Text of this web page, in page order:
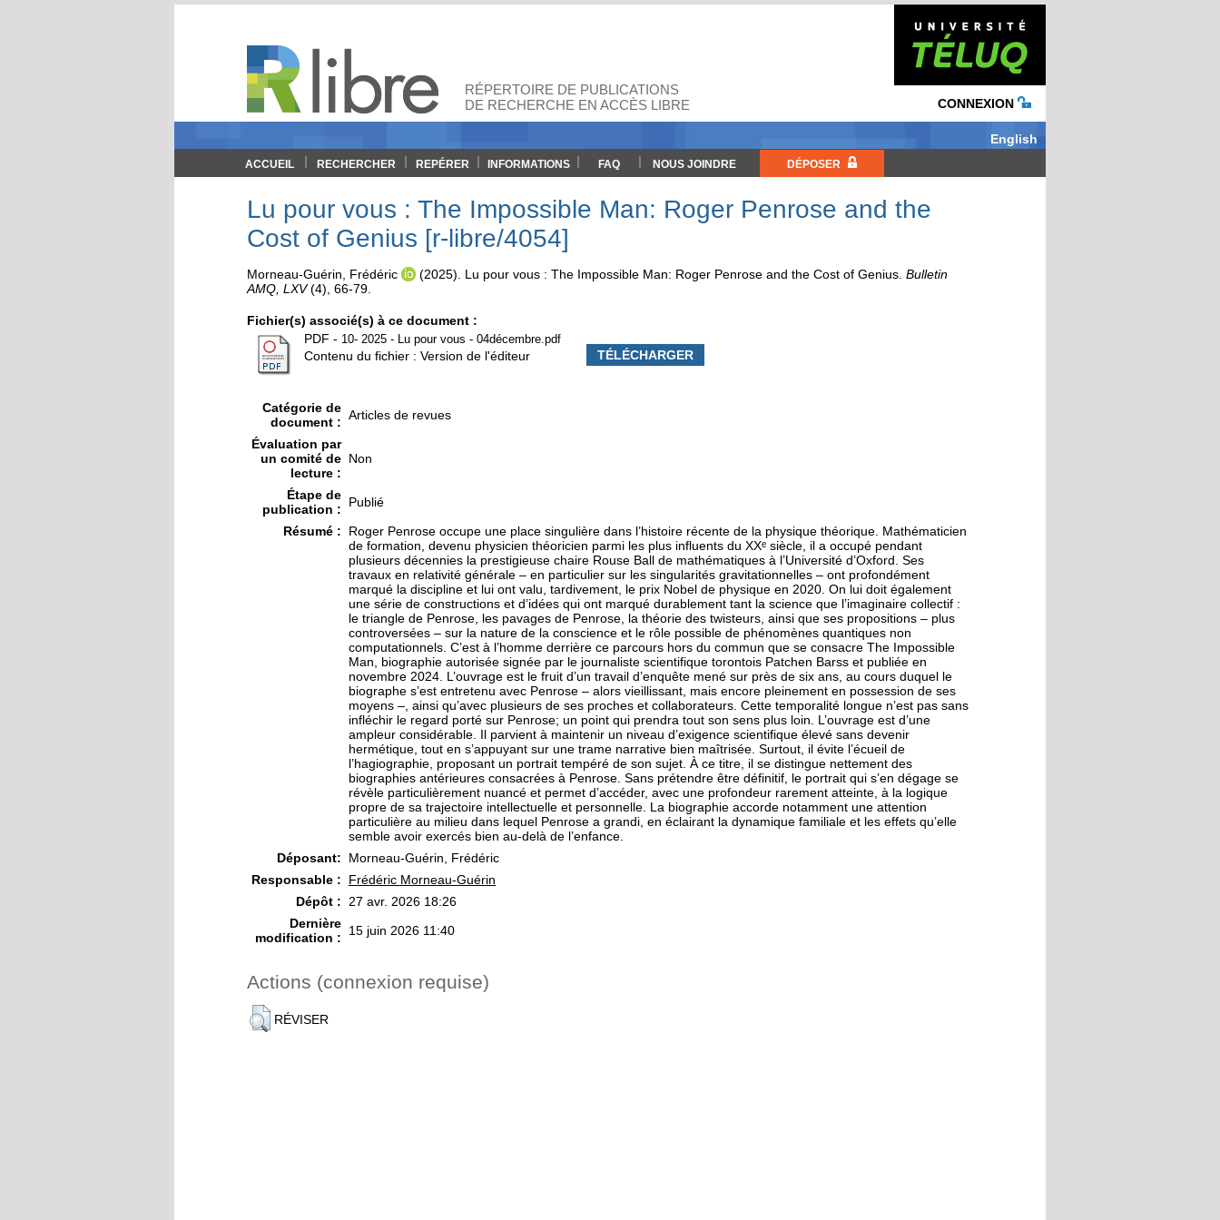
CONNEXION
English
RÉPERTOIRE DE PUBLICATIONS
DE RECHERCHE EN ACCÈS LIBRE
ACCUEIL RECHERCHER REPÉRER INFORMATIONS FAQ NOUS JOINDRE DÉPOSER
Lu pour vous : The Impossible Man: Roger Penrose and the
Cost of Genius [r-libre/4054]
Morneau-Guérin, Frédéric (2025). Lu pour vous : The Impossible Man: Roger Penrose and the Cost of Genius Bulletin
AMQ, LXV(4) , 66-79.
Fichier(s) associé(s) à ce document :
PDF - 10- 2025 - Lu pour vous - 04décembre.pdf
Contenu du fichier : Version de l'éditeur TÉLÉCHARGER
Catégorie de
document : Articles de revues
Évaluation par
un comité de
lecture :
Non
Étape de
publication :
Publié
Résumé :
Roger Penrose occupe une place singulière dans l’histoire récente de la physique théorique. Mathématicien
de formation, devenu physicien théoricien parmi les plus influents du XXᵉ siècle, il a occupé pendant
plusieurs décennies la prestigieuse chaire Rouse Ball de mathématiques à l’Université d’Oxford. Ses
travaux en relativité générale – en particulier sur les singularités gravitationnelles – ont profondément
marqué la discipline et lui ont valu, tardivement, le prix Nobel de physique en 2020. On lui doit également
une série de constructions et d’idées qui ont marqué durablement tant la science que l’imaginaire collectif :
le triangle de Penrose, les pavages de Penrose, la théorie des twisteurs, ainsi que ses propositions – plus
controversées – sur la nature de la conscience et le rôle possible de phénomènes quantiques non
computationnels. C’est à l’homme derrière ce parcours hors du commun que se consacre The Impossible
Man, biographie autorisée signée par le journaliste scientifique torontois Patchen Barss et publiée en
novembre 2024. L’ouvrage est le fruit d’un travail d’enquête mené sur près de six ans, au cours duquel le
biographe s’est entretenu avec Penrose – alors vieillissant, mais encore pleinement en possession de ses
moyens –, ainsi qu’avec plusieurs de ses proches et collaborateurs. Cette temporalité longue n’est pas sans
infléchir le regard porté sur Penrose; un point qui prendra tout son sens plus loin. L’ouvrage est d’une
ampleur considérable. Il parvient à maintenir un niveau d’exigence scientifique élevé sans devenir
hermétique, tout en s’appuyant sur une trame narrative bien maîtrisée. Surtout, il évite l’écueil de
l’hagiographie, proposant un portrait tempéré de son sujet. À ce titre, il se distingue nettement des
biographies antérieures consacrées à Penrose. Sans prétendre être définitif, le portrait qui s’en dégage se
révèle particulièrement nuancé et permet d’accéder, avec une profondeur rarement atteinte, à la logique
propre de sa trajectoire intellectuelle et personnelle. La biographie accorde notamment une attention
particulière au milieu dans lequel Penrose a grandi, en éclairant la dynamique familiale et les effets qu’elle
semble avoir exercés bien au-delà de l’enfance.
Déposant:
Morneau-Guérin, Frédéric
Responsable :
Frédéric Morneau-Guérin
Dépôt :
27 avr. 2026 18:26
Dernière
modification :
15 juin 2026 11:40
Actions (connexion requise)
RÉVISER